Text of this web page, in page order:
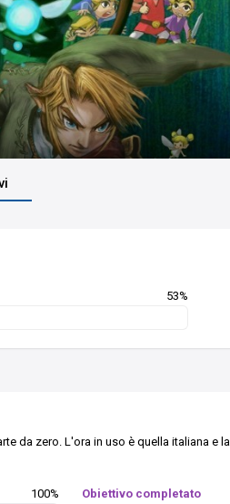
53%
da zero. L'ora in uso è quella italiana e la
100%
Obiettivo completato